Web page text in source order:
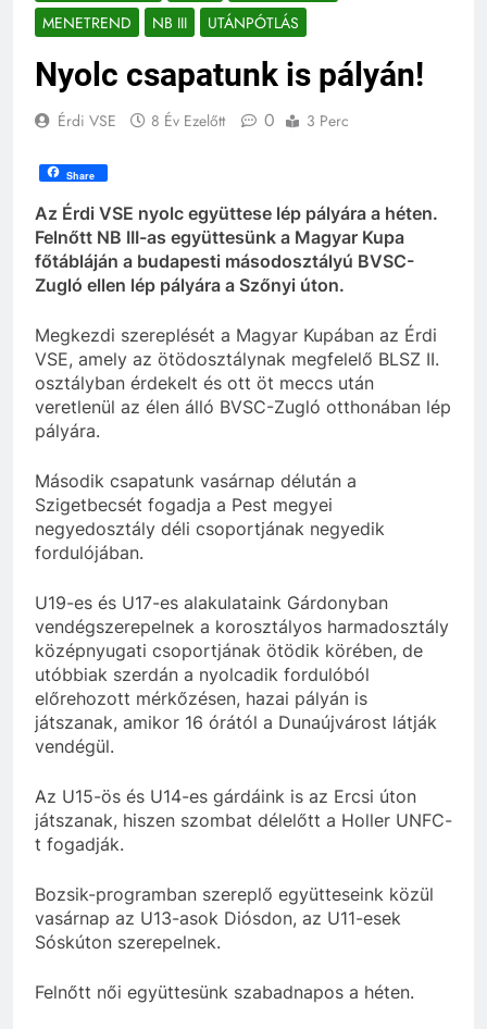
MENETREND
NB III UTÁNPÓTLÁS
Nyolc csapatunk is pályán!
Érdi VSE 8 Év Ezelőtt 0 3 Perc
Share
Az Érdi VSE nyolc együttese lép pályára a héten.
Felnőtt NB III-as együttesünk a Magyar Kupa
főtábláján a budapesti másodosztályú BVSC-
Zugló ellen lép pályára a Szőnyi úton.
Megkezdi szereplését a Magyar Kupában az Érdi
VSE, amely az ötödosztálynak megfelelő BLSZ II.
osztályban érdekelt és ott öt meccs után
veretlenül az élen álló BVSC-Zugló otthonában lép
pályára.
Második csapatunk vasárnap délután a
Szigetbecsét fogadja a Pest megyei
negyedosztály déli csoportjának negyedik
fordulójában.
U19-es és U17-es alakulataink Gárdonyban
vendégszerepelnek a korosztályos harmadosztály
középnyugati csoportjának ötödik körében, de
utóbbiak szerdán a nyolcadik fordulóból
előrehozott mérkőzésen, hazai pályán is
játszanak, amikor 16 órától a Dunaújvárost látják
vendégül.
Az U15-ös és U14-es gárdáink is az Ercsi úton
játszanak, hiszen szombat délelőtt a Holler UNFC-
t fogadják.
Bozsik-programban szereplő együtteseink közül
vasárnap az U13-asok Diósdon, az U11-esek
Sóskúton szerepelnek.
Felnőtt női együttesünk szabadnapos a héten.